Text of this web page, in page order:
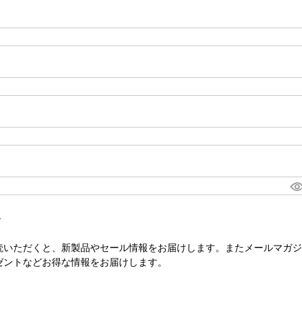
いただくと、新製品やセール情報をお届けします。またメールマガジ
トなどお得な情報をお届けします。